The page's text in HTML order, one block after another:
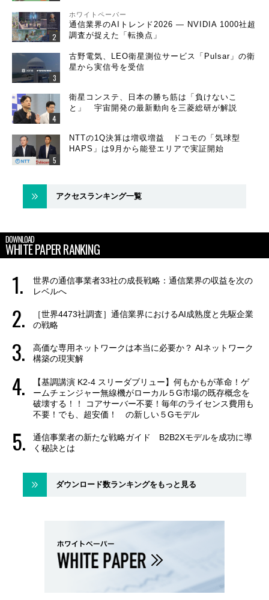
ホワイトペーパー
通信業界のAIトレンド2026 ― NVIDIA 1000社超
調査が捉えた「転換点」
古野電気、LEO衛星測位サービス「Pulsar」の衛
星から実信号を受信
衛星コンステ、日本の勝ち筋は「負けないこ
と」 宇宙開発の最新動向を三菱総研が解説
NTTの1Q決算は増収増益 ドコモの「気球型
HAPS」は9月から能登エリアで実証開始
アクセスランキング一覧
DOWNLOAD
WHITE PAPER RANKING
世界の通信事業者33社の成長戦略：通信業界の収益を次の
レベルへ
［世界4473社調査］通信業界におけるAI成熟度と先駆企業
の戦略
高価な専用ネットワークは本当に必要か？ AIネットワーク
構築の現実解
【基調講演 K2-4 スリーダブリュー】何もかもが革命！ゲ
ームチェンジャー無線機がローカル５G市場の既存概念を
破壊する！！ コアサーバー不要！毎年のライセンス費用も
不要！でも、超安価！ の新しい５Gモデル
通信事業者の新たな戦略ガイド B2B2Xモデルを成功に導
く秘訣とは
ダウンロード数ランキングをもっと見る